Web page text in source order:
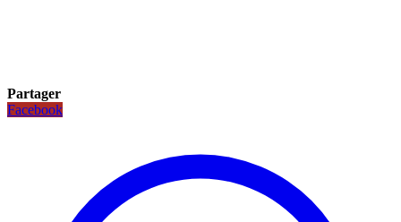
Partager
Facebook